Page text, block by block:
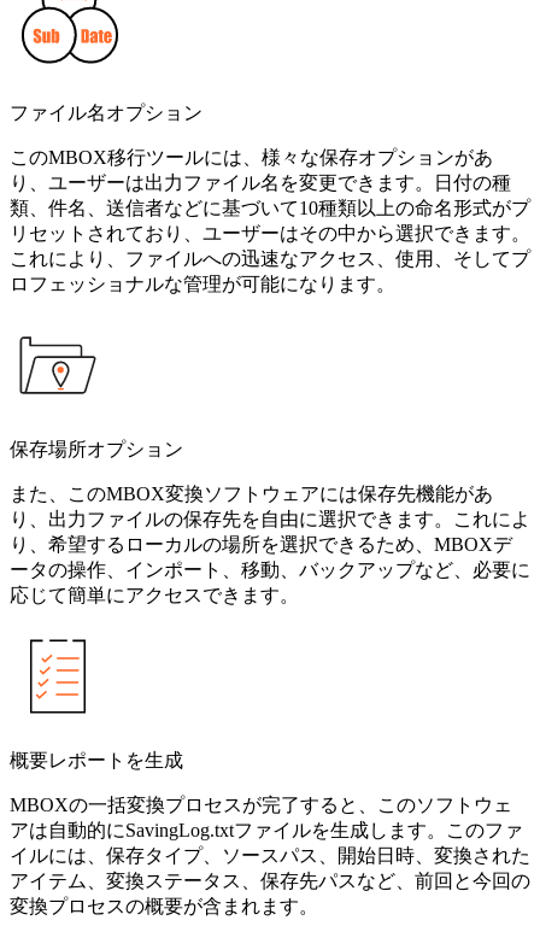
ファイル名オプション
このMBOX移行ツールには、様々な保存オプションがあ
り、ユーザーは出力ファイル名を変更できます。日付の種
類、件名、送信者などに基づいて10種類以上の命名形式がプ
リセットされており、ユーザーはその中から選択できます。
これにより、ファイルへの迅速なアクセス、使用、そしてプ
ロフェッショナルな管理が可能になります。
保存場所オプション
また、このMBOX変換ソフトウェアには保存先機能があ
り、出力ファイルの保存先を自由に選択できます。これによ
り、希望するローカルの場所を選択できるため、MBOXデ
ータの操作、インポート、移動、バックアップなど、必要に
応じて簡単にアクセスできます。
概要レポートを生成
MBOXの一括変換プロセスが完了すると、このソフトウェ
アは自動的にSavingLog.txtファイルを生成します。このファ
イルには、保存タイプ、ソースパス、開始日時、変換された
アイテム、変換ステータス、保存先パスなど、前回と今回の
変換プロセスの概要が含まれます。